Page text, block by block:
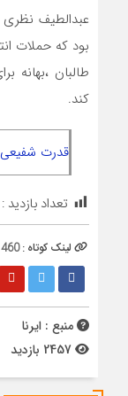
عبدالطیف نظری
بود که حملات
طالبان ،بهانه
کند.
قدرت شفیعی
تعداد بازدید :
لینک کوتاه :
منبع : ایرنا